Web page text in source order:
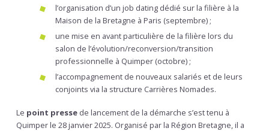
l’organisation d’un job dating dédié sur la filière à la
Maison de la Bretagne à Paris (septembre) ;
une mise en avant particulière de la filière lors du
salon de l’évolution/reconversion/transition
professionnelle à Quimper (octobre) ;
l’accompagnement de nouveaux salariés et de leurs
conjoints via la structure Carrières Nomades.
Le point presse de lancement de la démarche s’est tenu à
Quimper le 28 janvier 2025. Organisé par la Région Bretagne, il a